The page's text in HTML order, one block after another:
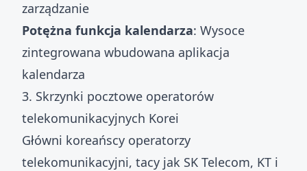
zarządzanie
Potężna funkcja kalendarza: Wysoce
zintegrowana wbudowana aplikacja
kalendarza
3. Skrzynki pocztowe operatorów
telekomunikacyjnych Korei
Główni koreańscy operatorzy
telekomunikacyjni, tacy jak SK Telecom, KT i